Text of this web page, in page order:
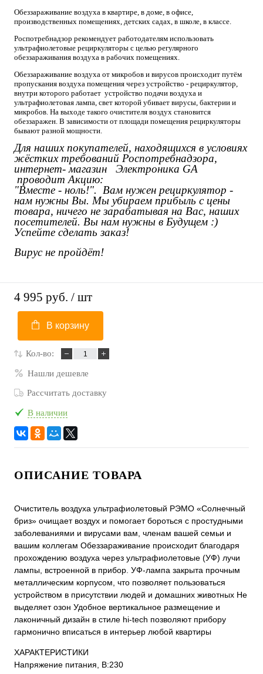
Обеззараживание воздуха в квартире, в доме, в офисе,
производственных помещениях, детских садах, в школе, в классе.
Роспотребнадзор рекомендует работодателям использовать
ультрафиолетовые рециркуляторы с целью регулярного
обеззараживания воздуха в рабочих помещениях.
Обеззараживание воздуха от микробов и вирусов происходит путём
пропускания воздуха помещения через устройство - рециркулятор,
внутри которого работает устройство подачи воздуха и
ультрафиолетовая лампа, свет которой убивает вирусы, бактерии и
микробов. На выходе такого очистителя воздух становится
обеззаражен. В зависимости от площади помещения рециркуляторы
бывают разной мощности.
Для наших покупателей, находящихся в условиях
жёстких требований Роспотребнадзора,
интернет- магазин Электроника GA
проводит Акцию:
"Вместе - ноль!". Вам нужен рециркулятор -
нам нужны Вы. Мы убираем прибыль с цены
товара, ничего не зарабатывая на Вас, наших
посетителей. Вы нам нужны в Будущем :)
Успейте сделать заказ!
Вирус не пройдёт!
4 995 руб. / шт
В корзину
Кол-во:
Нашли дешевле
Рассчитать доставку
В наличии
ОПИСАНИЕ ТОВАРА
Очиститель воздуха ультрафиолетовый РЭМО «Солнечный
бриз» очищает воздух и помогает бороться с простудными
заболеваниями и вирусами вам, членам вашей семьи и
вашим коллегам Обеззараживание происходит благодаря
прохождению воздуха через ультрафиолетовые (УФ) лучи
лампы, встроенной в прибор. УФ-лампа закрыта прочным
металлическим корпусом, что позволяет пользоваться
устройством в присутствии людей и домашних животных Не
выделяет озон Удобное вертикальное размещение и
лаконичный дизайн в стиле hi-tech позволяют прибору
гармонично вписаться в интерьер любой квартиры
ХАРАКТЕРИСТИКИ
Напряжение питания, В:230